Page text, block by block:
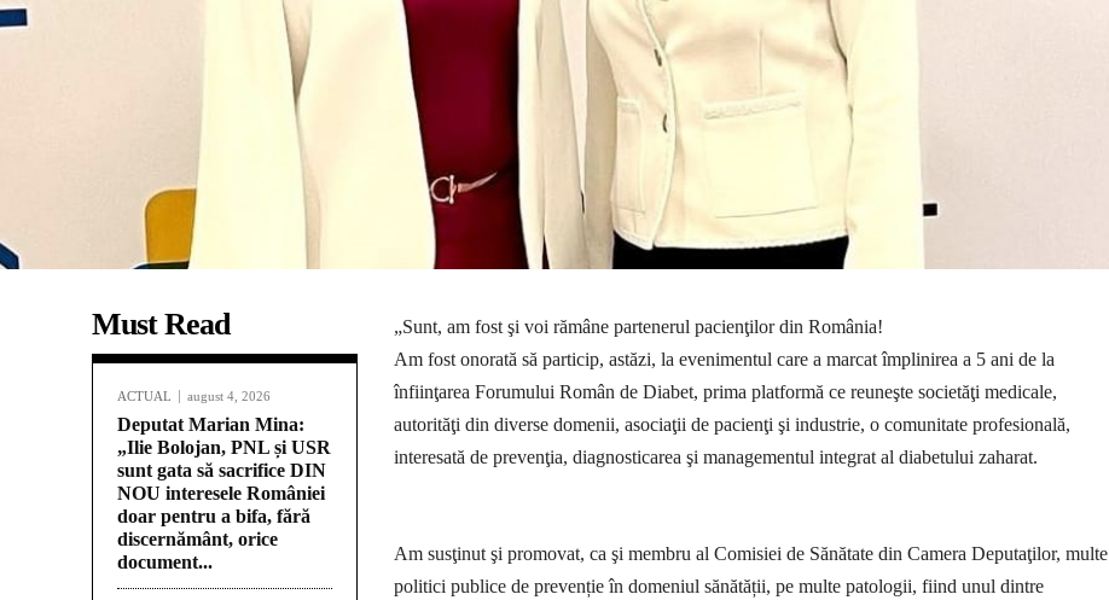
Must Read
ACTUAL august 4, 2026
Deputat Marian Mina:
„Ilie Bolojan, PNL și USR
sunt gata să sacrifice DIN
NOU interesele României
doar pentru a bifa, fără
discernământ, orice
document...
„Sunt, am fost şi voi rămâne partenerul pacienţilor din România!
Am fost onorată să particip, astăzi, la evenimentul care a marcat împlinirea a 5 ani de la
înfiinţarea Forumului Român de Diabet, prima platformă ce reuneşte societăţi medicale,
autorităţi din diverse domenii, asociaţii de pacienţi şi industrie, o comunitate profesională,
interesată de prevenţia, diagnosticarea şi managementul integrat al diabetului zaharat.
Am susţinut şi promovat, ca şi membru al Comisiei de Sănătate din Camera Deputaţilor, multe
politici publice de prevenție în domeniul sănătății, pe multe patologii, fiind unul dintre